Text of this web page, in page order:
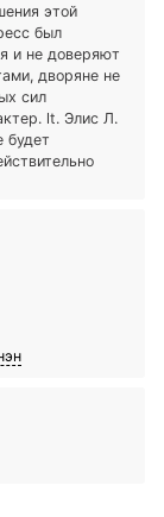
этой
был
и не доверяют
дворяне не
сил
lt. Элис Л.
будет